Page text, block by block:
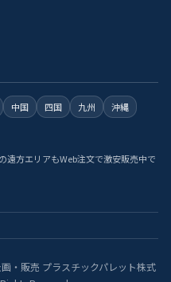
中国 四国 九州
沖縄
遠方エリアもWeb注文で激安販売中で
・販売 プラスチックパレット株式